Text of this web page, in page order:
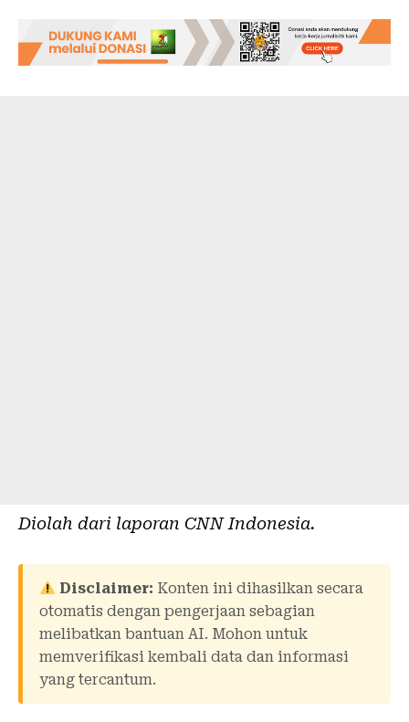
Diolah dari laporan CNN Indonesia.
Disclaimer: Konten ini dihasilkan secara
otomatis dengan pengerjaan sebagian
melibatkan bantuan AI. Mohon untuk
memverifikasi kembali data dan informasi
yang tercantum.